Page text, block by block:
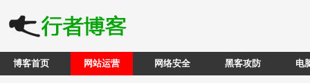
博客首页 网站运营 网络安全 黑客攻防 电